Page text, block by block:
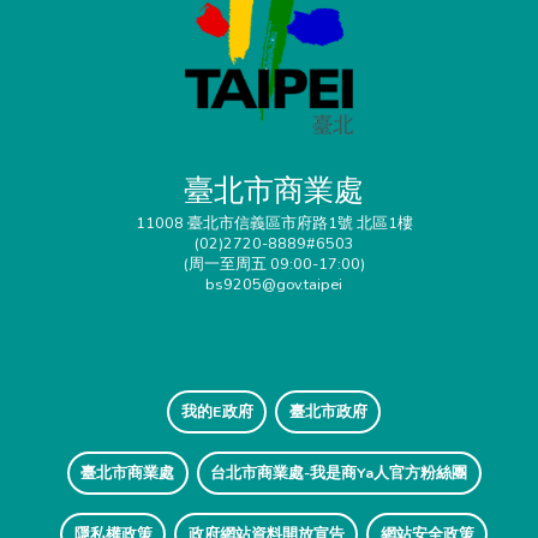
臺北市商業處
11008 臺北市信義區市府路1號 北區1樓
(02)2720-8889#6503
(周一至周五 09:00-17:00)
bs9205@gov.taipei
我的E政府 臺北市政府
臺北市商業處 台北市商業處-我是商Ya人官方粉絲團